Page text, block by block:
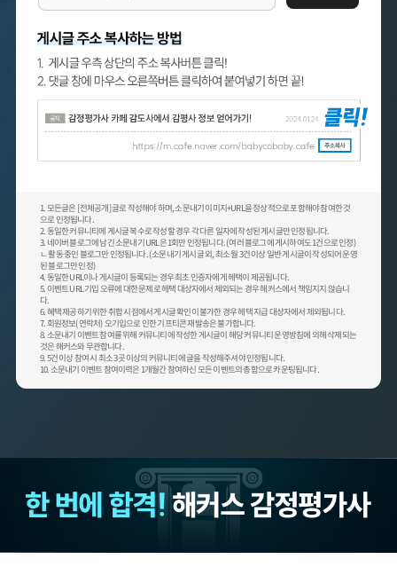
1. 모든글은 [전체공개] 글로 작성해야 하며, 소문내기 이미지+URL을 정상적으로 포함해야 참여한 것
으로 인정됩니다.
2. 동일한 커뮤니티에 게시글 복수로 작성할 경우 각 다른 일자에 작성된 게시글만 인정됩니다.
3. 네이버 블로그에 남긴 소문내기 URL은 1회만 인정됩니다. (여러 블로그에 게시하여도 1건으로 인정)
ㄴ 활동 중인 블로그만 인정됩니다. (소문내기 게시글 외, 최소 월 3건 이상 일반 게시글이 작성되어 운영
된 블로그만 인정)
4. 동일한 URL이나 게시글이 등록되는 경우 최초 인증자에게 헤택이 제공됩니다.
5. 이벤트 URL 기입 오류에 대한 문제로 헤택 대상자에서 제외되는 경우 해커스에서 책임지지 않습니
다.
6. 혜택 제공하기 위한 취합 시점에서 게시글 확인이 불가한 경우 헤택 지급 대상자에서 제외됩니다.
7. 회원정보(연락처) 오기입으로 인한 기프티콘 재발송은 불가합니다.
8. 소문내기 이벤트 참여를 위해 커뮤니티에 작성한 게시글이 해당 커뮤니티 운영방침에 의해 삭제되는
것은 해커스와 무관합니다.
9. 5건 이상 참여 시 최소 3곳 이상의 커뮤니티에 글을 작성해주셔야 인정됩니다.
10. 소문내기 이벤트 참여이력은 1개월간 참여하신 모든 이벤트의 총합으로 카운팅됩니다.